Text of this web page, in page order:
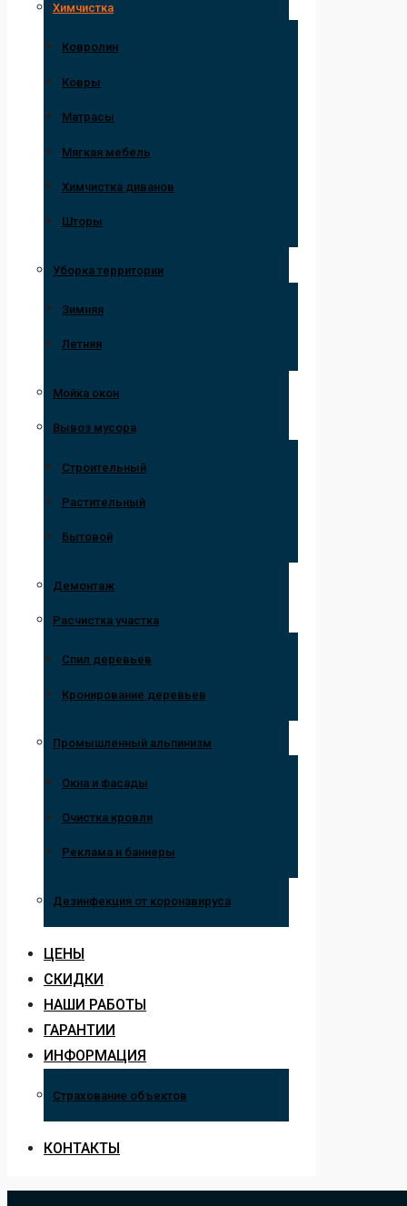
Химчистка
Ковролин
Ковры
Матрасы
Мягкая мебель
Химчистка диванов
Шторы
Уборка территории
Зимняя
Летняя
Мойка окон
Вывоз мусора
Строительный
Растительный
Бытовой
Демонтаж
Расчистка участка
Спил деревьев
Кронирование деревьев
Промышленный альпинизм
Окна и фасады
Очистка кровли
Реклама и баннеры
Дезинфекция от коронавируса
ЦЕНЫ
СКИДКИ
НАШИ РАБОТЫ
ГАРАНТИИ
ИНФОРМАЦИЯ
Страхование объектов
КОНТАКТЫ